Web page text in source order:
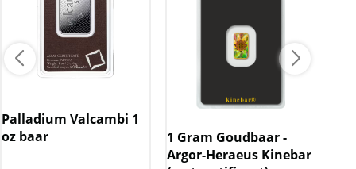
een herhalend patroon.
Levering
Baar zit in seal.
De baar word uit voorraad geleverd, en komen
daarmee niet rechtstreeks van de producent
Palladium Valcambi 1
oz baar
1 Gram Goudbaar -
Argor-Heraeus Kinebar